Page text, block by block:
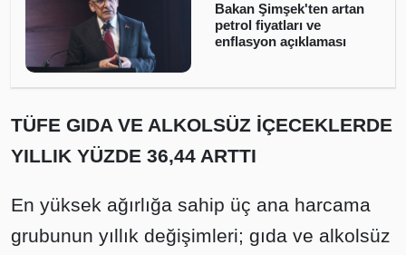
Bakan Şimşek'ten artan
petrol fiyatları ve
enflasyon açıklaması
TÜFE GIDA VE ALKOLSÜZ İÇECEKLERDE
YILLIK YÜZDE 36,44 ARTTI
En yüksek ağırlığa sahip üç ana harcama
grubunun yıllık değişimleri; gıda ve alkolsüz